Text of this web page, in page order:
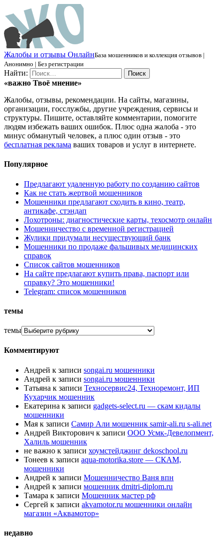
Жалобы и отзывы ОнлайнБаза мошенников и коллекция отзывов |
Анонимно | Без регистрации
Найти:
«важно Твоё мнение»
Жалобы, отзывы, рекомендации. На сайты, магазины,
организации, госслужбы, другие учреждения, сервисы и
структуры. Пишите, оставляйте комментарии, помогите
людям избежать ваших ошибок. Плюс одна жалоба - это
минус обманутый человек, а плюс один отзыв - это
бесплатная реклама ваших товаров и услуг в интернете.
Популярное
Предлагают удаленную работу по созданию сайтов
Как не стать жертвой мошенников
Мошенники предлагают сходить в кино, театр,
антикафе, стэндап
Лохотроны: диагностические карты, техосмотр онлайн
Мошенничество с временной регистрацией
Жулики придумали несуществующий банк
Мошенники по продаже фальшивых медицинских
справок
Список сайтов мошенников
На сайте предлагают купить права, паспорт или
справку? Это мошенники!
Telegram: список мошенников
темы
темы
Комментируют
Андрей к записи songai.ru мошенники
Андрей к записи songai.ru мошенники
Татьяна к записи Техносервис24, Техноремонт, ИП
Кухарчик мошенник
Екатерина к записи gadgets-select.ru — скам кидалы
мошенники
Мая к записи Самир Али мошенник samir-ali.ru s-ali.net
Андрей Викторович к записи ООО Усмк-Девелопмент,
Халиль мошенник
не важно к записи хоумстейджинг dekoschool.ru
Тонеев к записи aqua-motorika.store — СКАМ,
мошенники
Андрей к записи Мошенничество Ваня впн
Андрей к записи мошенник dmitri-diplom.ru
Тамара к записи Мошенник мастер рф
Сергей к записи akvamotor.ru мошенники онлайн
магазин «Аквамотор»
недавно